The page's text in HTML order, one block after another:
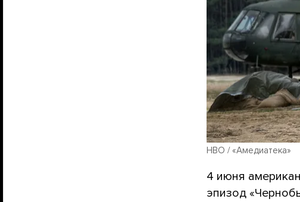
HBO / «Амедиатека»
4 июня
эпизод